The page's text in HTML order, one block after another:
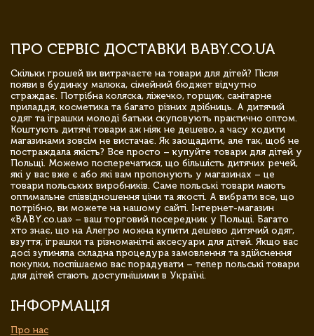
ПРО СЕРВІС ДОСТАВКИ BABY.CO.UA
Скільки грошей ви витрачаєте на товари для дітей? Після
появи в будинку малюка, сімейний бюджет відчутно
страждає. Потрібна коляска, ліжечко, горщик, санітарне
приладдя, косметика та багато різних дрібниць. А дитячий
одяг та іграшки молоді батьки скуповують практично оптом.
Коштують дитячі товари аж ніяк не дешево, а часу ходити
магазинами зовсім не вистачає. Як заощадити, але так, щоб не
постраждала якість? Все просто – купуйте товари для дітей у
Польщі. Можемо посперечатися, що більшість дитячих речей,
які у вас вже є або які вам пропонують у магазинах – це
товари польських виробників. Саме польські товари мають
оптимальне співвідношення ціни та якості. А вибрати все, що
потрібно, ви можете на нашому сайті. Інтернет-магазин
«BABY.co.ua» – ваш торговий посередник у Польщі. Багато
хто знає, що на Алегро можна купити дешево дитячий одяг,
взуття, іграшки та різноманітні аксесуари для дітей. Якщо вас
досі зупиняла складна процедура замовлення та здійснення
покупки, поспішаємо вас порадувати – тепер польські товари
для дітей стають доступнішими в Україні.
ІНФОРМАЦІЯ
Про нас